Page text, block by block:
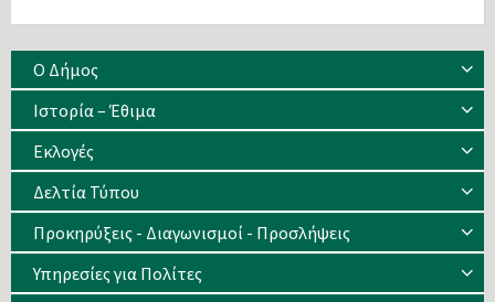
Ο Δήμος
Ιστορία – Έθιμα
Eκλογές
Δελτία Τύπου
Προκηρύξεις - Διαγωνισμοί - Προσλήψεις
Υπηρεσίες για Πολίτες